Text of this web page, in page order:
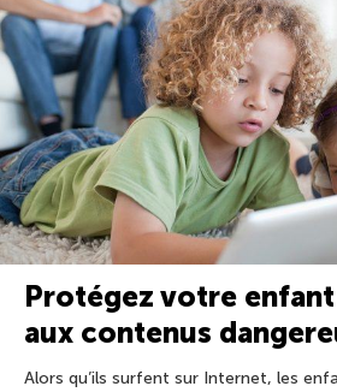
Protégez votre
aux contenus
Alors qu’ils surfent sur Internet, les